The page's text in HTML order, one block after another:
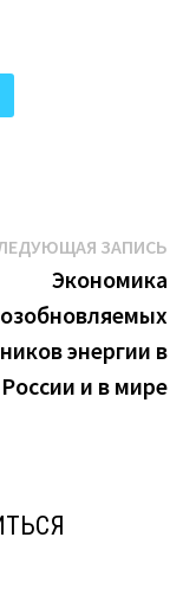
ЗАПИСЬ
Экономика
энергии в
России и в мире